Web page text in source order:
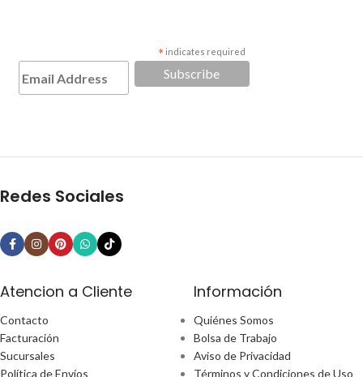
* indicates required
Redes Sociales
Atencion a Cliente
Contacto
Facturación
Sucursales
Política de Envíos
Información
Quiénes Somos
Bolsa de Trabajo
Aviso de Privacidad
Términos y Condiciones de Uso